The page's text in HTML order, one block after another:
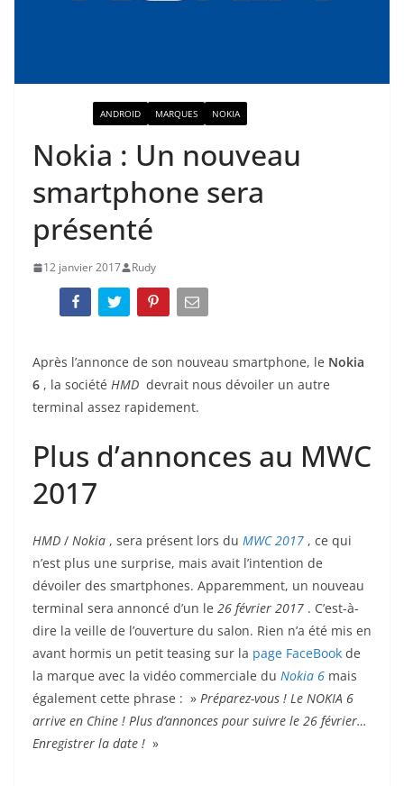
ANDROID MARQUES NOKIA
Nokia : Un nouveau
smartphone sera
présenté
12 janvier 2017 Rudy
Après l’annonce de son nouveau smartphone, le Nokia
6 , la société HMD devrait nous dévoiler un autre
terminal assez rapidement.
Plus d’annonces au MWC
2017
HMD / Nokia , sera présent lors du MWC 2017 , ce qui
n’est plus une surprise, mais avait l’intention de
dévoiler des smartphones. Apparemment, un nouveau
terminal sera annoncé d’un le 26 février 2017 . C’est-à-
dire la veille de l’ouverture du salon. Rien n’a été mis en
avant hormis un petit teasing sur la page FaceBook de
la marque avec la vidéo commerciale du Nokia 6 mais
également cette phrase : » Préparez-vous ! Le NOKIA 6
arrive en Chine ! Plus d’annonces pour suivre le 26 février…
Enregistrer la date ! »